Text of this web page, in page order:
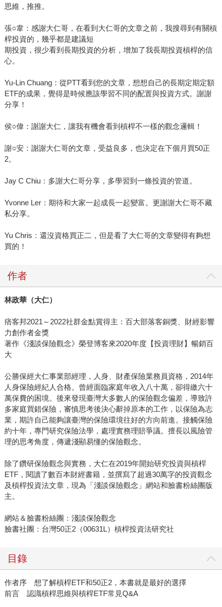
思維，推推。
張○韋：感謝大仁哥，在看到大仁哥的文章之前，我搜尋到有關槓
桿投資的，幾乎都是建議短
期投資，很少看到長期投資的分析，增加了我長期投資槓桿的信
心。
Yu-Lin Chuang：從PTT看到您的文章，想想自己的長期定期定額
ETF的成果，覺得是時候應該學習不同的配置與投資方式。謝謝
分享！
侯○偉：謝謝大仁，讓我有機會看到槓桿不一樣的觀念邏輯！
謝○安：謝謝大仁哥的文章，受益良多，也決定在下個月買50正
2。
Jay C Chiu：多謝大仁哥分享，多學習到一條投資的管道。
Yvonne Ler：期待和大家一起成長一起變富。更謝謝大仁哥不藏
私分享。
Yu Chris：還沒資格買正二，但是看了大仁哥的文章變得有夠想
買的！
作者
林政華（大仁）
痞客邦2021～2022社群金點賞得主：百大部落客銅獎、財經影響
力創作者金獎
著作《淺談保險觀念》榮登博客來2020年度【投資理財】暢銷百
大
公勝保經大仁事業部經理，人身、財產保險業務員資格，2014年
人身保險經紀人合格。曾經面臨家庭年收入八十萬，卻得繳六十
萬保費的困境。後來發現臺灣大多數人的保險觀念偏差，導致許
多家庭買錯保險，審慎思考後決心辭掉原本的工作，以保險為志
業，期許自己能夠讓臺灣的保險環境往好的方向前進。接觸保險
約十年，專門研究保險法學，處理實務理賠爭議。擅長以風險管
理的思考角度，傳遞淺顯易懂的保險觀念。
除了鑽研保險觀念與實務，大仁在2019年開始研究投資與槓桿
ETF，閱讀了數百本財經書籍，並撰寫了超過30萬字的投資觀念
及槓桿投資法文章，現為「淺談保險觀念」網站和臉書粉絲團版
主。
網站＆臉書粉絲團：淺談保險觀念
臉書社團：台灣50正2（00631L）槓桿投資法研究社
目錄
作者序 想了解槓桿ETF和50正2，本書就是最好的選擇
前言 認識槓桿思維與槓桿ETF常見Q&A